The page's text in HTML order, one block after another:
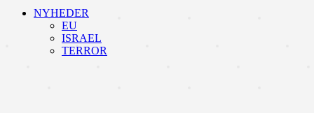
NYHEDER
EU
ISRAEL
TERROR